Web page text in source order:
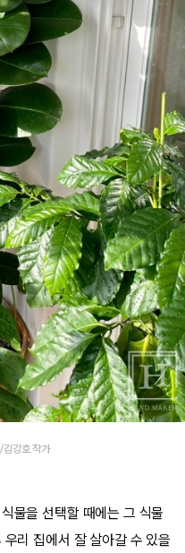
강호 작가
물을 선택할 때에는 그 식물
리 집에서 잘 살아갈 수 있을